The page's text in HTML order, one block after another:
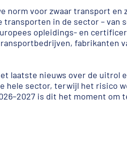
norm voor zwaar transport
in de sector – van
opleidings- en
fabrikanten
laatste nieuws over de uitrol
sector, terwijl het risico
is dit het moment om